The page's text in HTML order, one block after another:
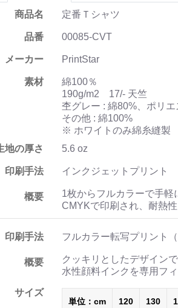
商品名 定番Ｔシャツ
品番 00085-CVT
メーカー PrintStar
素材
綿100％
190g/m2 17/- 天竺
杢グレー : 綿80%、ポリ
その他 : 綿100%
※ ホワイトのみ綿糸縫製
地の厚さ
5.6 oz
印刷手法 インクジェットプリント
概要
1枚からフルカラーで手
CMYKで印刷され、耐熱
印刷手法 フルカラー転写プリント
概要
クッキリとしたデザイン
水性顔料インクを専用フ
サイズ
単位：cm 120 130